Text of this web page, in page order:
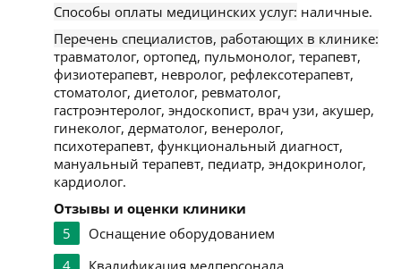
Способы оплаты медицинских услуг: наличные.
Перечень специалистов, работающих в клинике:
травматолог, ортопед, пульмонолог, терапевт,
физиотерапевт, невролог, рефлексотерапевт,
стоматолог, диетолог, ревматолог,
гастроэнтеролог, эндоскопист, врач узи, акушер,
гинеколог, дерматолог, венеролог,
психотерапевт, функциональный диагност,
мануальный терапевт, педиатр, эндокринолог,
кардиолог.
Отзывы и оценки клиники
5
Оснащение оборудованием
4
Квалификация медперсонала